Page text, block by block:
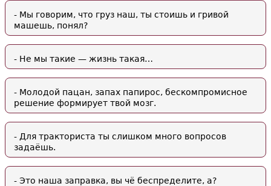
- Мы говорим, что груз наш, ты стоишь и гривой
машешь, понял?
- Не мы такие — жизнь такая…
- Молодой пацан, запах папирос, бескомпромисное
решение формирует твой мозг.
- Для тракториста ты слишком много вопросов
задаёшь.
- Это наша заправка, вы чё беспределите, а?